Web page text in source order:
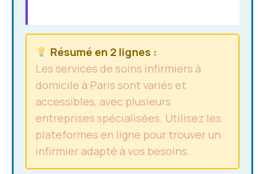
Résumé en 2 lignes :
Les services de soins infirmiers à
domicile à Paris sont variés et
accessibles, avec plusieurs
entreprises spécialisées. Utilisez les
plateformes en ligne pour trouver un
infirmier adapté à vos besoins.